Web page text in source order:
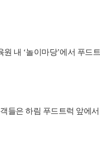
원 내 ‘놀이마당’에서 푸드
들은 하림 푸드트럭 앞에